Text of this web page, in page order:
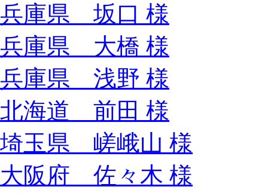
兵庫県 坂口 様
兵庫県 大橋 様
兵庫県 浅野 様
北海道 前田 様
埼玉県 嵯峨山 様
大阪府 佐々木 様